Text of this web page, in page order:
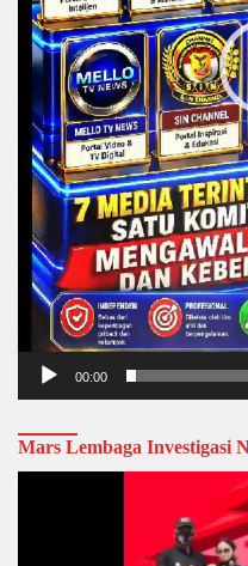
00:00
Mars Lembaga Investigasi